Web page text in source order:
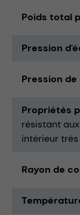
Poids total
Pression
Pression
Propriétés
résistant
intérieur
Rayon de